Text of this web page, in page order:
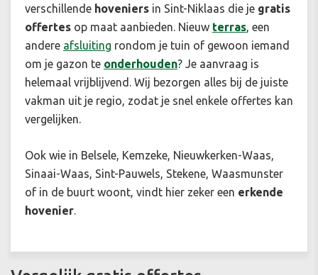
verschillende hoveniers in Sint-Niklaas die je gratis
offertes op maat aanbieden. Nieuw terras, een
andere afsluiting rondom je tuin of gewoon iemand
om je gazon te onderhouden? Je aanvraag is
helemaal vrijblijvend. Wij bezorgen alles bij de juiste
vakman uit je regio, zodat je snel enkele offertes kan
vergelijken.
Ook wie in Belsele, Kemzeke, Nieuwkerken-Waas,
Sinaai-Waas, Sint-Pauwels, Stekene, Waasmunster
of in de buurt woont, vindt hier zeker een erkende
hovenier.